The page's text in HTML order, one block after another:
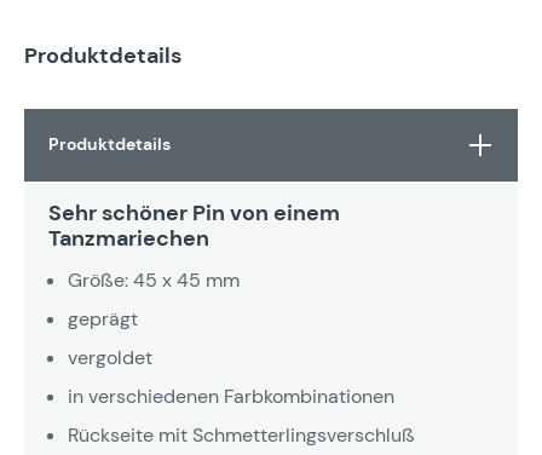
Produktdetails
Produktdetails
Sehr schöner Pin von einem
Tanzmariechen
Größe: 45 x 45 mm
geprägt
vergoldet
in verschiedenen Farbkombinationen
Rückseite mit Schmetterlingsverschluß